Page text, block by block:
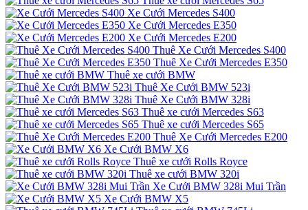
Xe Cưới Mercedes S400
Xe Cưới Mercedes E350
Xe Cưới Mercedes E200
Thuê Xe Cưới Mercedes S400
Thuê Xe Cưới Mercedes E350
Thuê xe cưới BMW
Thuê Xe Cưới BMW 523i
Thuê Xe Cưới BMW 328i
Thuê xe cưới Mercedes S63
Thuê xe cưới Mercedes S65
Thuê Xe Cưới Mercedes E200
Xe Cưới BMW X6
Thuê xe cưới Rolls Royce
Thuê xe cưới BMW 320i
Xe Cưới BMW 328i Mui Trần
Xe Cưới BMW X5